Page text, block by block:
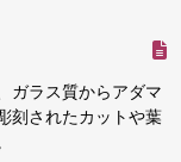
ガラス質からアダマ
刻されたカットや葉